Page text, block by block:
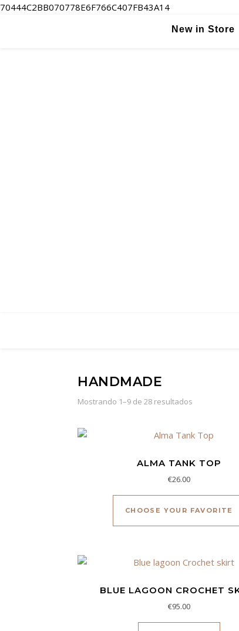
70444C2BB070778E6F766C407FB43A14
New in Store
HANDMADE
Mostrando 1–9 de 28 resultados
ALMA TANK TOP
€26.00
CHOOSE YOUR FAVORITE
BLUE LAGOON CROCHET
€95.00